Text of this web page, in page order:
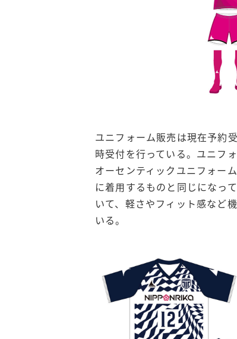
ユニフォーム販売は現在予約
時受付を行っている。ユニフ
オーセンティックユニフォー
に着用するものと同じになっ
いて、軽さやフィット感など
いる。